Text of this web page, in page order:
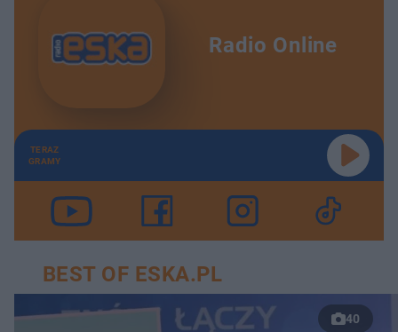
Radio Online
TERAZ
GRAMY
BEST OF ESKA.PL
40